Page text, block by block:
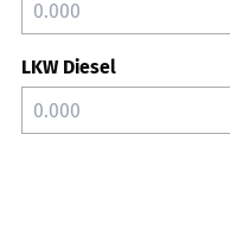
LKW Diesel